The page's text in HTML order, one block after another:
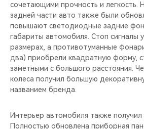
сочетающими прочность и легкость.
задней части авто также были
повышают светодиодные задние
габариты автомобиля. Стоп сигналы
размерах, а противотуманные
два) приобрели квадратную форму,
заметными с большого расстояния.
колеса получил большую
названием бренда.
Интерьер автомобиля также получил
Полностью обновлена приборная